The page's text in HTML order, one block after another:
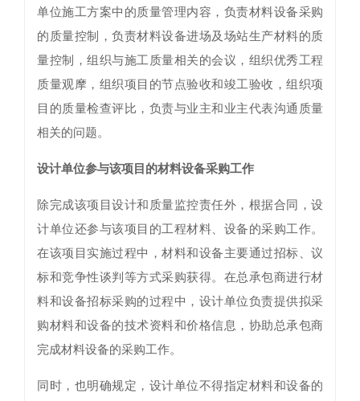
单位施工方案中的质量管理内容，负责材料设备采购
的质量控制，负责材料设备进场及场站生产材料的质
量控制，组织与施工质量相关的会议，组织优秀工程
质量观摩，组织项目的节点验收和竣工验收，组织项
目的质量检查评比，负责与业主和业主代表沟通质量
相关的问题。
设计单位参与该项目的材料设备采购工作
除完成该项目设计和质量监控责任外，根据合同，设
计单位还参与该项目的工程材料、设备的采购工作。
在该项目实施过程中，材料和设备主要通过招标、议
标和竞争性谈判等方式采购获得。在总承包商进行材
料和设备招标采购的过程中，设计单位负责提供拟采
购材料和设备的技术资料和价格信息，协助总承包商
完成材料设备的采购工作。
同时，也明确规定，设计单位不得指定材料和设备的